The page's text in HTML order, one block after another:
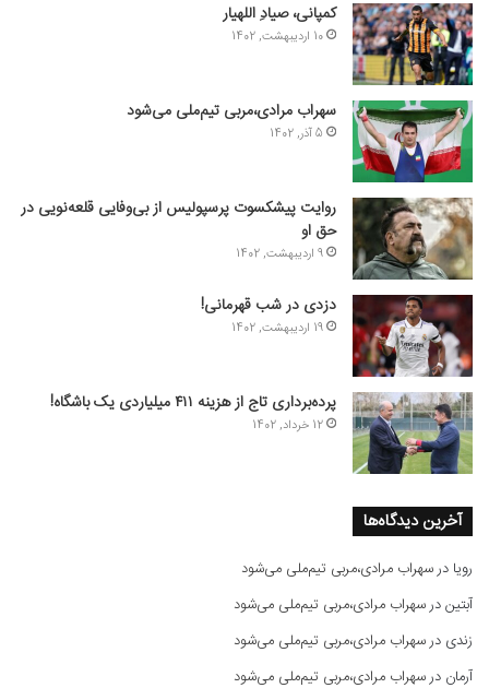
کمپانی، صیادِ اللهیار
10 اردیبهشت, 1402
سهراب مرادی،مربی تیم‌ملی می‌شود
5 آذر, 1402
روایت پیشکسوت پرسپولیس از بی‌وفایی قلعه‌نویی در
حق او
9 اردیبهشت, 1402
دزدی در شب قهرمانی!
19 اردیبهشت, 1402
پرده‌برداری تاج از هزینه ۴۱۱ میلیاردی یک باشگاه!
12 خرداد, 1402
آخرین دیدگاه‌ها
رویا درسهراب مرادی،مربی تیم‌ملی می‌شود
آبتیندرسهراب مرادی،مربی تیم‌ملی می‌شود
زندی درسهراب مرادی،مربی تیم‌ملی می‌شود
آرمان درسهراب مرادی،مربی تیم‌ملی می‌شود